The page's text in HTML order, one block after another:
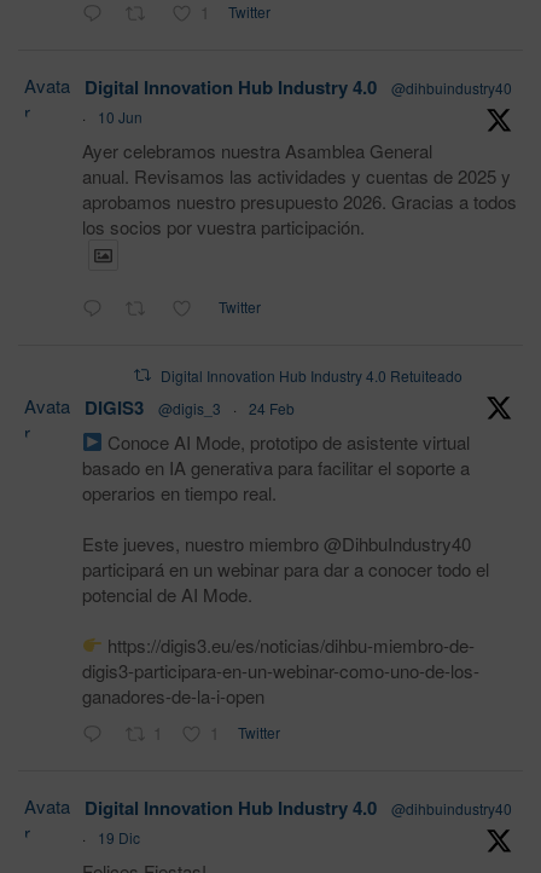
1 Twitter
Avata
r
Digital Innovation Hub Industry 4.0
@dihbuindustry40
·
10 Jun
Ayer celebramos nuestra Asamblea General
anual. Revisamos las actividades y cuentas de 2025 y
aprobamos nuestro presupuesto 2026. Gracias a todos
los socios por vuestra participación.
Twitter
Digital Innovation Hub Industry 4.0 Retuiteado
Avata
r
DIGIS3 @digis_3 · 24 Feb
Conoce AI Mode, prototipo de asistente virtual
basado en IA generativa para facilitar el soporte a
operarios en tiempo real.
Este jueves, nuestro miembro @DihbuIndustry40
participará en un webinar para dar a conocer todo el
potencial de AI Mode.
https://digis3.eu/es/noticias/dihbu-miembro-de-
digis3-participara-en-un-webinar-como-uno-de-los-
ganadores-de-la-i-open
1 1 Twitter
Avata
r
Digital Innovation Hub Industry 4.0
@dihbuindustry40
·
19 Dic